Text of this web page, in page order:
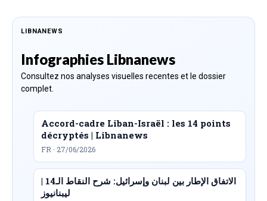
LIBNANEWS
Infographies Libnanews
Consultez nos analyses visuelles recentes et le dossier
complet.
Accord-cadre Liban-Israël : les 14 points
décryptés | Libnanews
FR · 27/06/2026
الاتفاق الإطار بين لبنان وإسرائيل: شرح النقاط الـ14 |
ليبنانيوز